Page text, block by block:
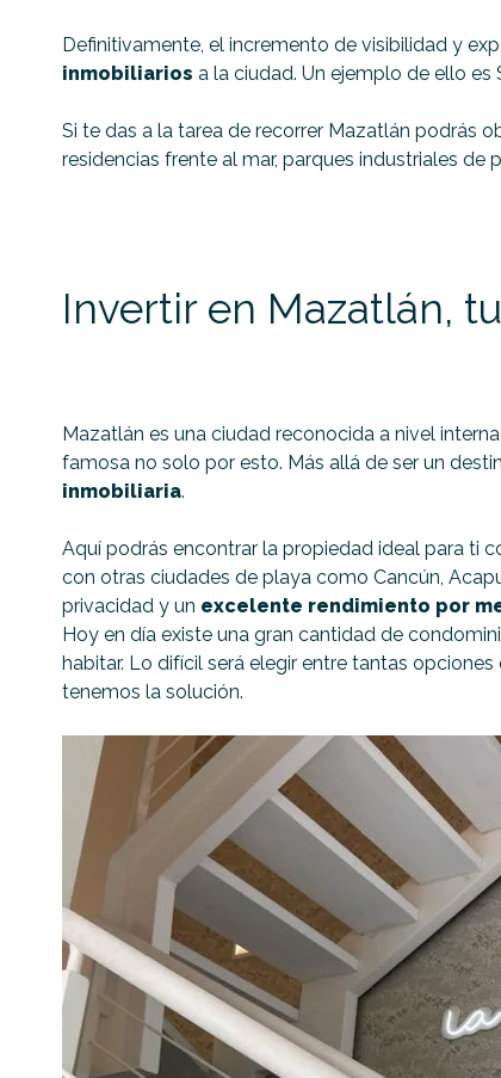
Definitivamente, el incremento de visibilidad y
inmobiliarios a la ciudad. Un ejemplo de ello
Si te das a la tarea de recorrer Mazatlán podrás
residencias frente al mar, parques industriales
Invertir en Mazatlán,
Mazatlán es una ciudad reconocida a nivel
famosa no solo por esto. Más allá de ser un
inmobiliaria.
Aquí podrás encontrar la propiedad ideal para ti
con otras ciudades de playa como Cancún,
privacidad y un excelente rendimiento por
Hoy en día existe una gran cantidad de
habitar. Lo difícil será elegir entre tantas
tenemos la solución.